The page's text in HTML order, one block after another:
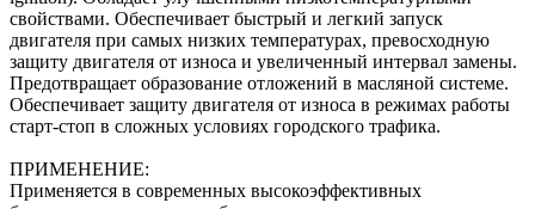
свойствами. Обеспечивает быстрый и легкий запуск
двигателя при самых низких температурах, превосходную
защиту двигателя от износа и увеличенный интервал замены.
Предотвращает образование отложений в масляной системе.
Обеспечивает защиту двигателя от износа в режимах работы
старт-стоп в сложных условиях городского трафика.
ПРИМЕНЕНИЕ:
Применяется в современных высокоэффективных